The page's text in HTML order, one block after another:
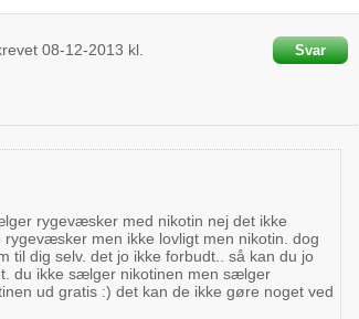
08-12-2013 kl.
Svar
rygevæsker med nikotin nej det ikke
men ikke lovligt men nikotin. dog
til dig selv. det jo ikke forbudt.. så kan du jo
du ikke sælger nikotinen men sælger
ud gratis :) det kan de ikke gøre noget ved